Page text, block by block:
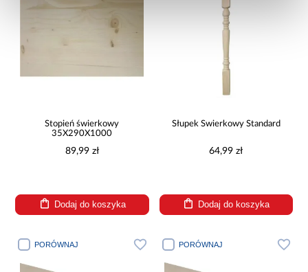
Stopień świerkowy
35X290X1000
89,99 zł
Dodaj do koszyka
Słupek Świerkowy Standard
64,99 zł
Dodaj do koszyka
PORÓWNAJ PORÓWNAJ